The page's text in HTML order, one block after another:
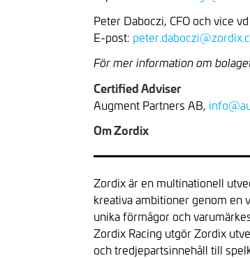
Peter Daboczi, CFO och vice vd
E-post:
För mer information om
Certified Adviser
Augment Partners AB,
Om Zordix
Zordix är en multinationell
kreativa ambitioner genom en
unika förmågor och
Zordix Racing utgör Zordix
och tredjepartsinnehåll till